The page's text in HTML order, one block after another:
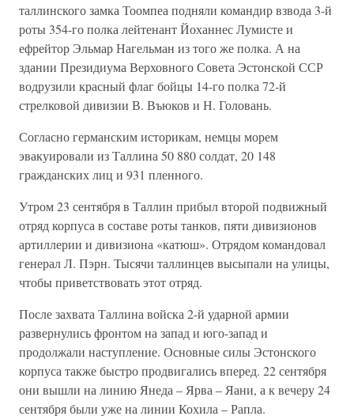
таллинского замка Тоомпеа подняли командир взвода 3-й
роты 354-го полка лейтенант Йоханнес Лумисте и
ефрейтор Эльмар Нагельман из того же полка. А на
здании Президиума Верховного Совета Эстонской ССР
водрузили красный флаг бойцы 14-го полка 72-й
стрелковой дивизии В. Въюков и Н. Головань.
Согласно германским историкам, немцы морем
эвакуировали из Таллина 50 880 солдат, 20 148
гражданских лиц и 931 пленного.
Утром 23 сентября в Таллин прибыл второй подвижный
отряд корпуса в составе роты танков, пяти дивизионов
артиллерии и дивизиона «катюш». Отрядом командовал
генерал Л. Пэрн. Тысячи таллинцев высыпали на улицы,
чтобы приветствовать этот отряд.
После захвата Таллина войска 2-й ударной армии
развернулись фронтом на запад и юго-запад и
продолжали наступление. Основные силы Эстонского
корпуса также быстро продвигались вперед. 22 сентября
они вышли на линию Янеда – Ярва – Яани, а к вечеру 24
сентября были уже на линии Кохила – Рапла.